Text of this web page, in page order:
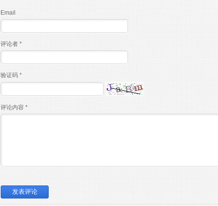
Email
评论者 *
验证码 *
评论内容 *